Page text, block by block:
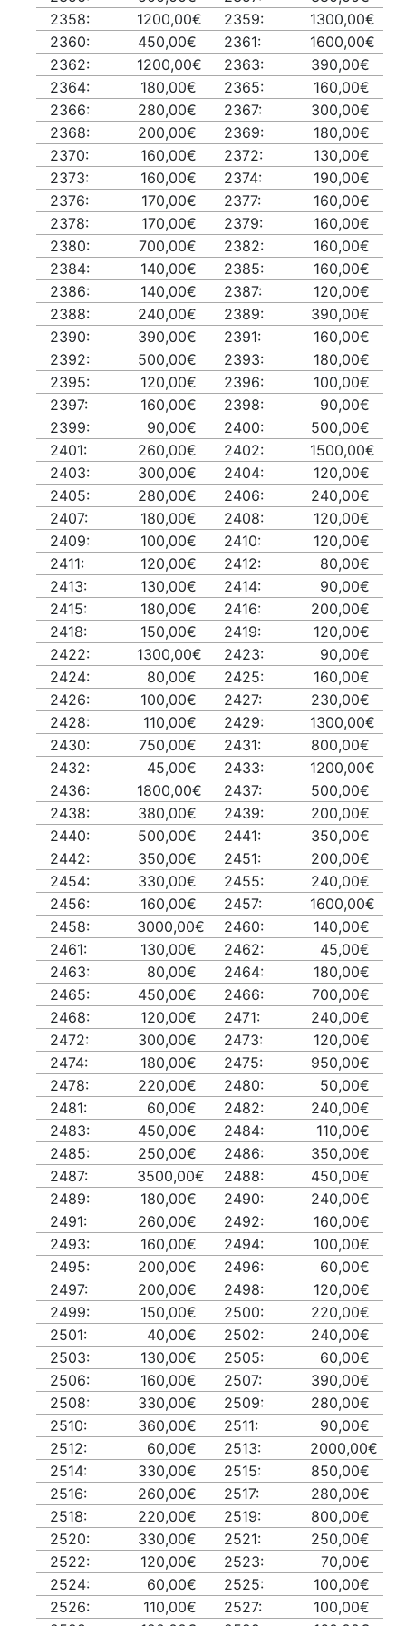
2358:
1200,00€ 2359:
1300,00€
2360:
450,00€ 2361:
1600,00€
2362:
1200,00€ 2363:
390,00€
2364:
180,00€ 2365:
160,00€
2366:
280,00€ 2367:
300,00€
2368:
200,00€ 2369:
180,00€
2370:
160,00€ 2372:
130,00€
2373:
160,00€ 2374:
190,00€
2376:
170,00€ 2377:
160,00€
2378:
170,00€ 2379:
160,00€
2380:
700,00€ 2382:
160,00€
2384:
140,00€ 2385:
160,00€
2386:
140,00€ 2387:
120,00€
2388:
240,00€ 2389:
390,00€
2390:
390,00€ 2391:
160,00€
2392:
500,00€ 2393:
180,00€
2395:
120,00€ 2396:
100,00€
2397:
160,00€ 2398:
90,00€
2399:
90,00€ 2400:
500,00€
2401:
260,00€ 2402:
1500,00€
2403:
300,00€ 2404:
120,00€
2405:
280,00€ 2406:
240,00€
2407:
180,00€ 2408:
120,00€
2409:
100,00€ 2410:
120,00€
2411:
120,00€ 2412:
80,00€
2413:
130,00€ 2414:
90,00€
2415:
180,00€ 2416:
200,00€
2418:
150,00€ 2419:
120,00€
2422:
1300,00€ 2423:
90,00€
2424:
80,00€ 2425:
160,00€
2426:
100,00€ 2427:
230,00€
2428:
110,00€ 2429:
1300,00€
2430:
750,00€ 2431:
800,00€
2432:
45,00€ 2433:
1200,00€
2436:
1800,00€ 2437:
500,00€
2438:
380,00€ 2439:
200,00€
2440:
500,00€ 2441:
350,00€
2442:
350,00€ 2451:
200,00€
2454:
330,00€ 2455:
240,00€
2456:
160,00€ 2457:
1600,00€
2458:
3000,00€ 2460:
140,00€
2461:
130,00€ 2462:
45,00€
2463:
80,00€ 2464:
180,00€
2465:
450,00€ 2466:
700,00€
2468:
120,00€ 2471:
240,00€
2472:
300,00€ 2473:
120,00€
2474:
180,00€ 2475:
950,00€
2478:
220,00€ 2480:
50,00€
2481:
60,00€ 2482:
240,00€
2483:
450,00€ 2484:
110,00€
2485:
250,00€ 2486:
350,00€
2487:
3500,00€ 2488:
450,00€
2489:
180,00€ 2490:
240,00€
2491:
260,00€ 2492:
160,00€
2493:
160,00€ 2494:
100,00€
2495:
200,00€ 2496:
60,00€
2497:
200,00€ 2498:
120,00€
2499:
150,00€ 2500:
220,00€
2501:
40,00€ 2502:
240,00€
2503:
130,00€ 2505:
60,00€
2506:
160,00€ 2507:
390,00€
2508:
330,00€ 2509:
280,00€
2510:
360,00€ 2511:
90,00€
2512:
60,00€ 2513:
2000,00€
2514:
330,00€ 2515:
850,00€
2516:
260,00€ 2517:
280,00€
2518:
220,00€ 2519:
800,00€
2520:
330,00€ 2521:
250,00€
2522:
120,00€ 2523:
70,00€
2524:
60,00€ 2525:
100,00€
2526:
110,00€ 2527:
100,00€